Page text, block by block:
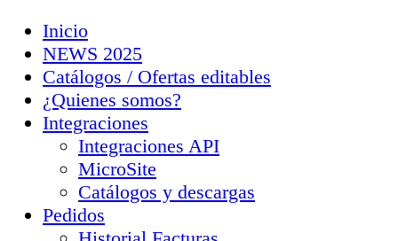
Inicio
NEWS 2025
Catálogos / Ofertas editables
¿Quienes somos?
Integraciones
Integraciones API
MicroSite
Catálogos y descargas
Pedidos